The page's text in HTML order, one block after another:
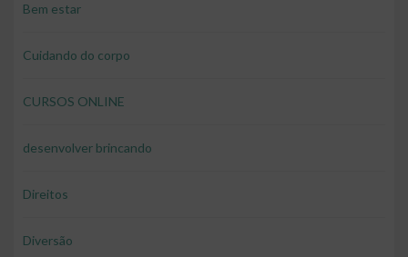
Bem estar
Cuidando do corpo
CURSOS ONLINE
desenvolver brincando
Direitos
Diversão